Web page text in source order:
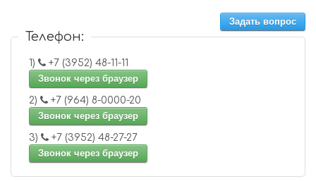
Задать вопрос
Телефон:
1)
+7 (3952) 48-11-11
Звонок через браузер
2)
+7 (964) 8-0000-20
Звонок через браузер
3)
+7 (3952) 48-27-27
Звонок через браузер